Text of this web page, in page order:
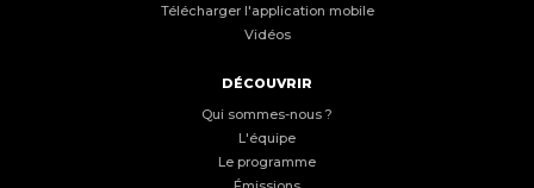
Télécharger l'application mobile
Vidéos
DÉCOUVRIR
Qui sommes-nous ?
L'équipe
Le programme